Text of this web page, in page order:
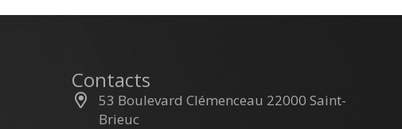
Contacts
53 Boulevard Clémenceau 22000 Saint-
Brieuc